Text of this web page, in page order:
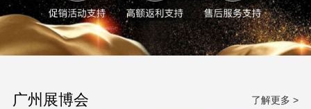
广州展博会 了解更多 >